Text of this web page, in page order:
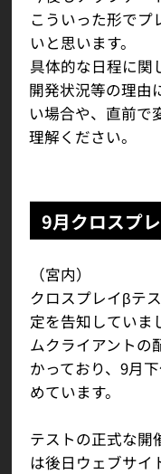
こういった形でプ
いと思います。
具体的な日程に関
開発状況等の理由
い場合や、直前で
理解ください。
9月クロスプ
（宮内）
クロスプレイβテ
定を告知していま
ムクライアントの
かっており、9月
めています。
テストの正式な開
は後日ウェブサイ